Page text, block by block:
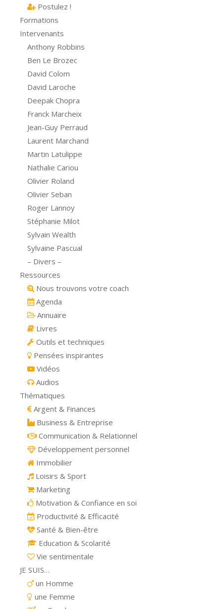
Postulez !
Formations
Intervenants
Anthony Robbins
Ben Le Brozec
David Colom
David Laroche
Deepak Chopra
Franck Marcheix
Jean-Guy Perraud
Laurent Marchand
Martin Latulippe
Nathalie Cariou
Olivier Roland
Olivier Seban
Roger Lannoy
Stéphanie Milot
Sylvain Wealth
Sylvaine Pascual
– Divers –
Ressources
Nous trouvons votre coach
Agenda
Annuaire
Livres
Outils et techniques
Pensées inspirantes
Vidéos
Audios
Thématiques
Argent & Finances
Business & Entreprise
Communication & Relationnel
Développement personnel
Immobilier
Loisirs & Sport
Marketing
Motivation & Confiance en soi
Productivité & Efficacité
Santé & Bien-être
Education & Scolarité
Vie sentimentale
JE SUIS…
un Homme
une Femme